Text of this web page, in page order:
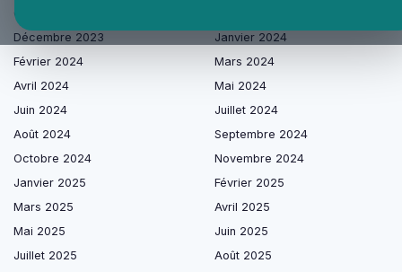
Octobre 2023
Décembre 2023
Janvier 2024
Février 2024
Mars 2024
Avril 2024
Mai 2024
Juin 2024
Juillet 2024
Août 2024
Septembre 2024
Octobre 2024
Novembre 2024
Janvier 2025
Février 2025
Mars 2025
Avril 2025
Mai 2025
Juin 2025
Juillet 2025
Août 2025